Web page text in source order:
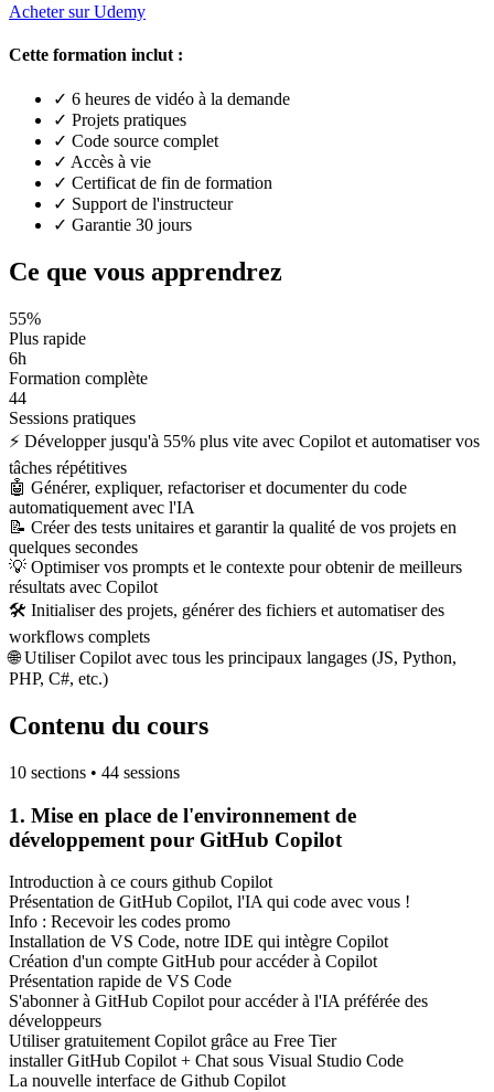
Acheter sur Udemy
Cette formation inclut :
✓ 6 heures de vidéo à la demande
✓ Projets pratiques
✓ Code source complet
✓ Accès à vie
✓ Certificat de fin de formation
✓ Support de l'instructeur
✓ Garantie 30 jours
Ce que vous apprendrez
55%
Plus rapide
6h
Formation complète
44
Sessions pratiques
⚡ Développer jusqu'à 55% plus vite avec Copilot et automatiser vos
tâches répétitives
🤖 Générer, expliquer, refactoriser et documenter du code
automatiquement avec l'IA
📝 Créer des tests unitaires et garantir la qualité de vos projets en
quelques secondes
💡 Optimiser vos prompts et le contexte pour obtenir de meilleurs
résultats avec Copilot
🛠️ Initialiser des projets, générer des fichiers et automatiser des
workflows complets
🌐 Utiliser Copilot avec tous les principaux langages (JS, Python,
PHP, C#, etc.)
Contenu du cours
10 sections • 44 sessions
1. Mise en place de l'environnement de
développement pour GitHub Copilot
Introduction à ce cours github Copilot
Présentation de GitHub Copilot, l'IA qui code avec vous !
Info : Recevoir les codes promo
Installation de VS Code, notre IDE qui intègre Copilot
Création d'un compte GitHub pour accéder à Copilot
Présentation rapide de VS Code
S'abonner à GitHub Copilot pour accéder à l'IA préférée des
développeurs
Utiliser gratuitement Copilot grâce au Free Tier
installer GitHub Copilot + Chat sous Visual Studio Code
La nouvelle interface de Github Copilot